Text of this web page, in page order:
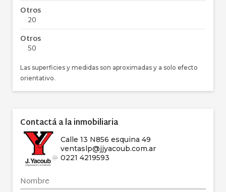
Otros
20
Otros
50
Las superficies y medidas son aproximadas y a solo efecto
orientativo.
Contactá a la inmobiliaria
Calle 13 N856 esquina 49
ventaslp@jjyacoub.com.ar
0221 4219593